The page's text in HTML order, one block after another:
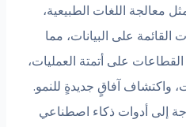
اللغات الطبيعية،
على البيانات، مما
على أتمتة العمليات،
آفاقٍ جديدةٍ للنمو.
ذكاء اصطناعي